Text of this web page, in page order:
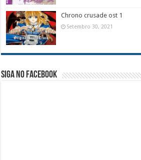
Chrono crusade ost 1
Setembro 30, 2021
Siga no facebook